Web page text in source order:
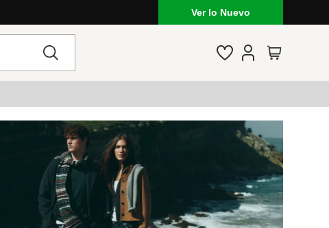
Ver lo Nuevo